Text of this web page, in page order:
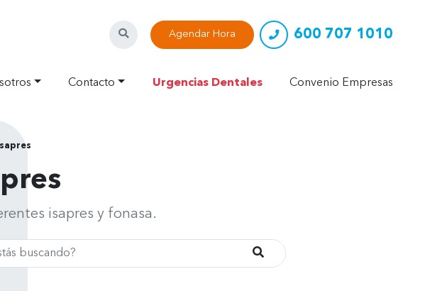
Buscar Agendar Hora 600 707 1010
Contacto Urgencias Dentales Convenio Empresas
isapres y fonasa.
Buscar